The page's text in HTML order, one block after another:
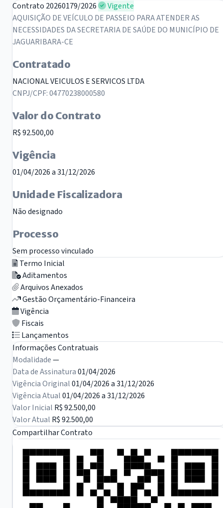
Contrato 20260179/2026
Vigente
AQUISIÇÃO DE VEÍCULO DE PASSEIO PARA ATENDER AS
NECESSIDADES DA SECRETARIA DE SAÚDE DO MUNICÍPIO DE
JAGUARIBARA-CE
Contratado
NACIONAL VEICULOS E SERVICOS LTDA
CNPJ/CPF: 04770238000580
Valor do Contrato
R$ 92.500,00
Vigência
01/04/2026 a 31/12/2026
Unidade Fiscalizadora
Não designado
Processo
Sem processo vinculado
Termo Inicial
Aditamentos
Arquivos Anexados
Gestão Orçamentário-Financeira
Vigência
Fiscais
Lançamentos
Informações Contratuais
Modalidade—
Data de Assinatura01/04/2026
Vigência Original01/04/2026 a 31/12/2026
Vigência Atual01/04/2026 a 31/12/2026
Valor Inicial R$ 92.500,00
Valor Atual R$ 92.500,00
Compartilhar Contrato